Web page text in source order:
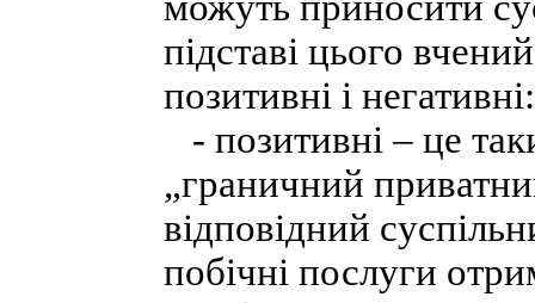
підставі цього
позитивні і негативні:
- позитивні – це
„граничний
відповідний
побічні послуги